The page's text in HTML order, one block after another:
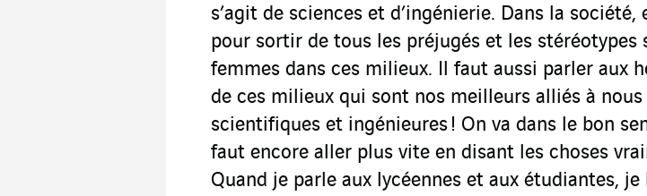
s’agit de sciences et d’ingénierie. Dans la société,
pour sortir de tous les préjugés et les stéréotypes
femmes dans ces milieux. Il faut aussi parler aux
de ces milieux qui sont nos meilleurs alliés à nous
scientifiques et ingénieures ! On va dans le bon
faut encore aller plus vite en disant les choses
Quand je parle aux lycéennes et aux étudiantes, je